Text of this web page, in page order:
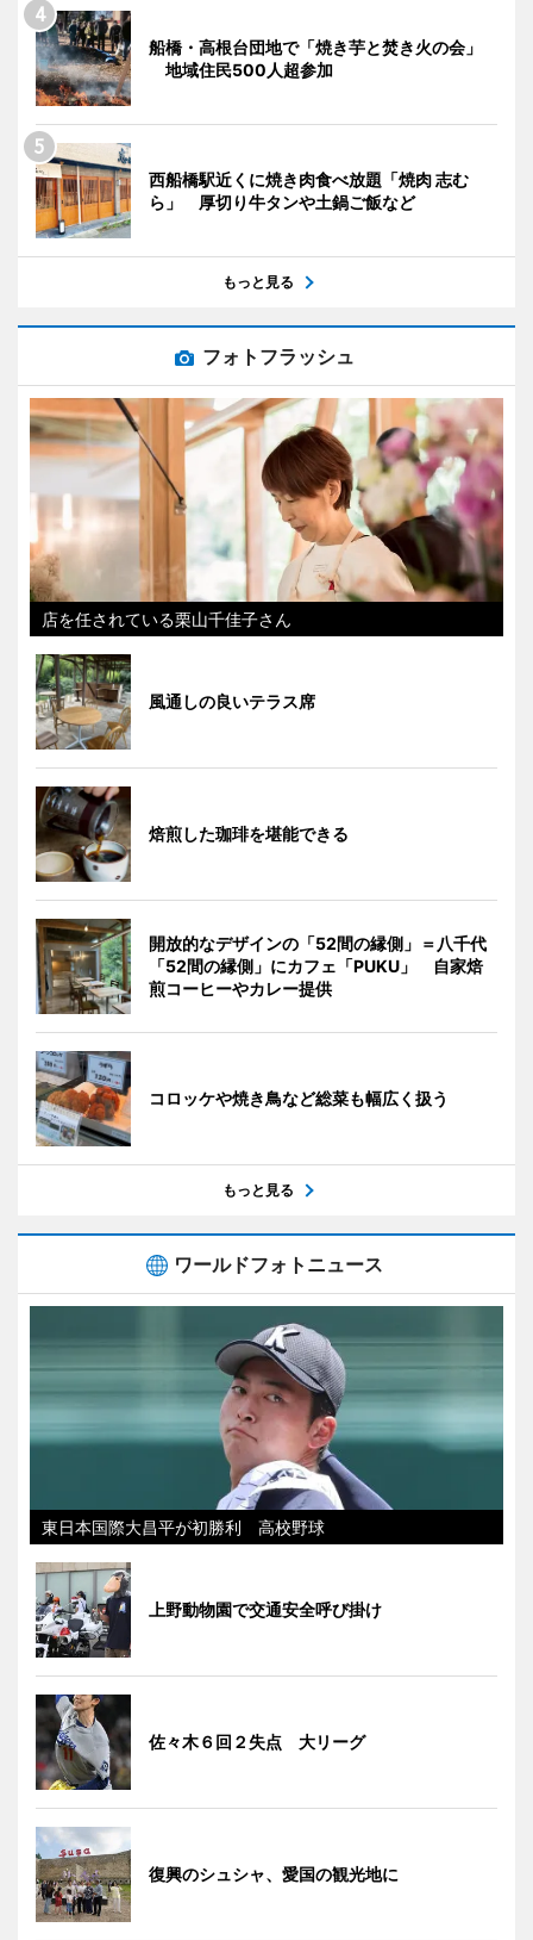
船橋・高根台団地で「焼き芋と焚き火の会」
地域住民500人超参加
西船橋駅近くに焼き肉食べ放題「焼肉 志む
ら」 厚切り牛タンや土鍋ご飯など
もっと見る
フォトフラッシュ
店を任されている栗山千佳子さん
風通しの良いテラス席
焙煎した珈琲を堪能できる
開放的なデザインの「52間の縁側」＝八千代
「52間の縁側」にカフェ「PUKU」 自家焙
煎コーヒーやカレー提供
コロッケや焼き鳥など総菜も幅広く扱う
もっと見る
ワールドフォトニュース
東日本国際大昌平が初勝利 高校野球
上野動物園で交通安全呼び掛け
佐々木６回２失点 大リーグ
復興のシュシャ、愛国の観光地に